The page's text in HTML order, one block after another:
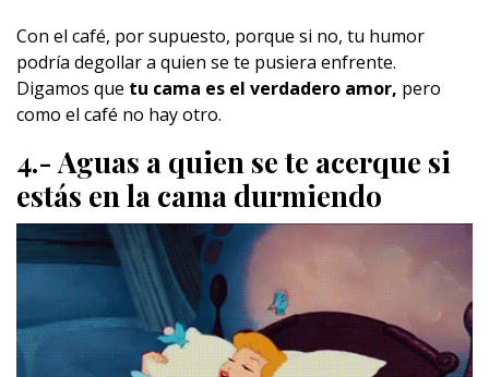
Con el café, por supuesto, porque si no, tu humor
podría degollar a quien se te pusiera enfrente.
Digamos que tu cama es el verdadero amor, pero
como el café no hay otro.
4.- Aguas a quien se te acerque si
estás en la cama durmiendo